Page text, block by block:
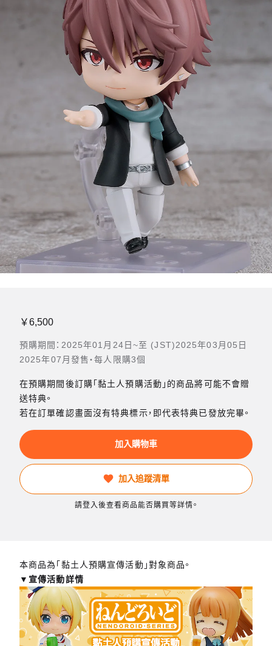
￥6,500
預購期間：2025年01月24日~至 (JST)2025年03月05日
2025年07月發售・每人限購3個
在預購期間後訂購「黏土人預購活動」的商品將可能不會贈
送特典。
若在訂單確認畫面沒有特典標示，即代表特典已發放完畢。
加入購物車
加入追蹤清單
請登入後查看商品能否購買等詳情。
本商品為「黏土人預購宣傳活動」對象商品。
▼宣傳活動詳情